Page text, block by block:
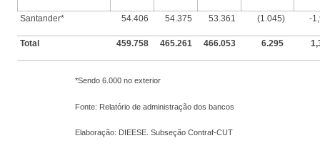
Santander* 54.406 54.375 53.361 (1.045) -
Total 459.758 465.261 466.053 6.295
*Sendo 6.000 no exterior
Fonte: Relatório de administração dos bancos
Elaboração: DIEESE. Subseção Contraf-CUT